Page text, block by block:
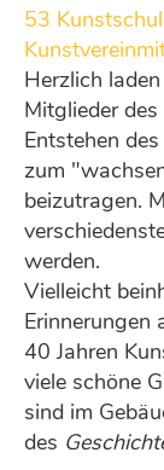
53
Herzlich
Mitglieder
Entstehen des
zum
beizutragen.
werden.
Vielleicht
Erinnerungen
40 Jahren
viele schöne
sind im
des